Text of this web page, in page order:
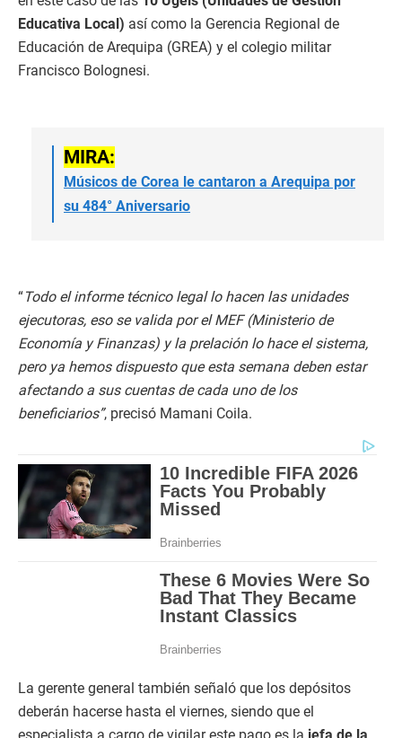
Educativa Local) así como la Gerencia Regional de
Educación de Arequipa (GREA) y el colegio militar
Francisco Bolognesi.
MIRA:
Músicos de Corea le cantaron a Arequipa por
su 484° Aniversario
“Todo el informe técnico legal lo hacen las unidades
ejecutoras, eso se valida por el MEF (Ministerio de
Economía y Finanzas) y la prelación lo hace el sistema,
pero ya hemos dispuesto que esta semana deben estar
afectando a sus cuentas de cada uno de los
beneficiarios”, precisó Mamani Coila.
La gerente general también señaló que los depósitos
deberán hacerse hasta el viernes, siendo que el
especialista a cargo de vigilar este pago es la jefa de la